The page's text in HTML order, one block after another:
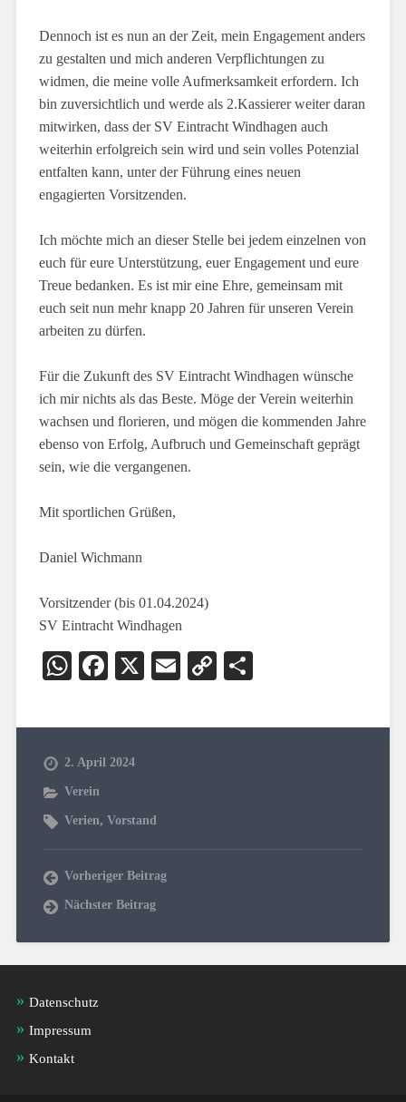
Dennoch ist es nun an der Zeit, mein Engagement anders
zu gestalten und mich anderen Verpflichtungen zu
widmen, die meine volle Aufmerksamkeit erfordern. Ich
bin zuversichtlich und werde als 2.Kassierer weiter daran
mitwirken, dass der SV Eintracht Windhagen auch
weiterhin erfolgreich sein wird und sein volles Potenzial
entfalten kann, unter der Führung eines neuen
engagierten Vorsitzenden.
Ich möchte mich an dieser Stelle bei jedem einzelnen von
euch für eure Unterstützung, euer Engagement und eure
Treue bedanken. Es ist mir eine Ehre, gemeinsam mit
euch seit nun mehr knapp 20 Jahren für unseren Verein
arbeiten zu dürfen.
Für die Zukunft des SV Eintracht Windhagen wünsche
ich mir nichts als das Beste. Möge der Verein weiterhin
wachsen und florieren, und mögen die kommenden Jahre
ebenso von Erfolg, Aufbruch und Gemeinschaft geprägt
sein, wie die vergangenen.
Mit sportlichen Grüßen,
Daniel Wichmann
Vorsitzender (bis 01.04.2024)
SV Eintracht Windhagen
WhatsApp
Facebook
X EmailCopy
2. April 2024
Verein
Verien, Vorstand
Vorheriger Beitrag
Nächster Beitrag
Datenschutz
Impressum
Kontakt